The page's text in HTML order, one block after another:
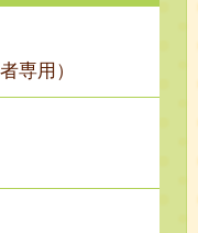
専用）